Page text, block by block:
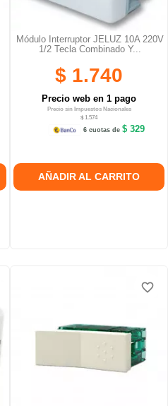
Módulo Interruptor JELUZ 10A 220V
1/2 Tecla Combinado Y...
$ 1.740
Precio web en 1 pago
Precio sin Impuestos Nacionales
$ 1.574
6 cuotas de$ 329
AÑADIR AL CARRITO
favorite_border
favorite_border